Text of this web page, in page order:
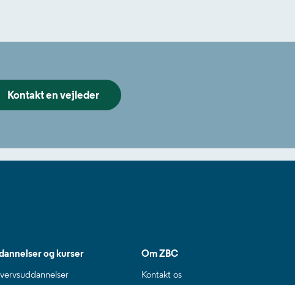
Kontakt en vejleder
og kurser
Om ZBC
Kontakt os